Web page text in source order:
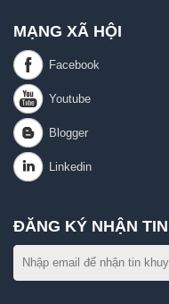
MẠNG XÃ HỘI
ĐĂNG KÝ NHẬN